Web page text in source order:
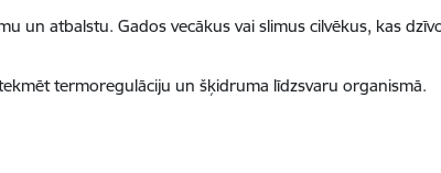
un atbalstu. Gados vecākus vai slimus cilvēkus, kas
termoregulāciju un šķidruma līdzsvaru organismā.